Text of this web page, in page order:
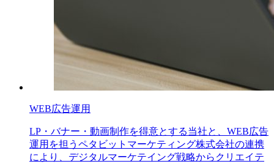
WEB広告運用
LP・バナー・動画制作を得意とする当社と、WEB広告
運用を担うペタビットマーケティング株式会社の連携
により、デジタルマーケテイング戦略からクリエイテ